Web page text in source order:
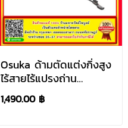
Osuka ด้ามตัดแต่งกิ่งสูง
ไร้สายไร้แปรงถ่าน
OCMC2536
1,490.00 ฿